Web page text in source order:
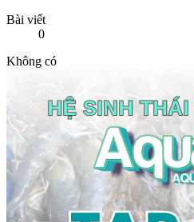
Bài viết
0
Không có